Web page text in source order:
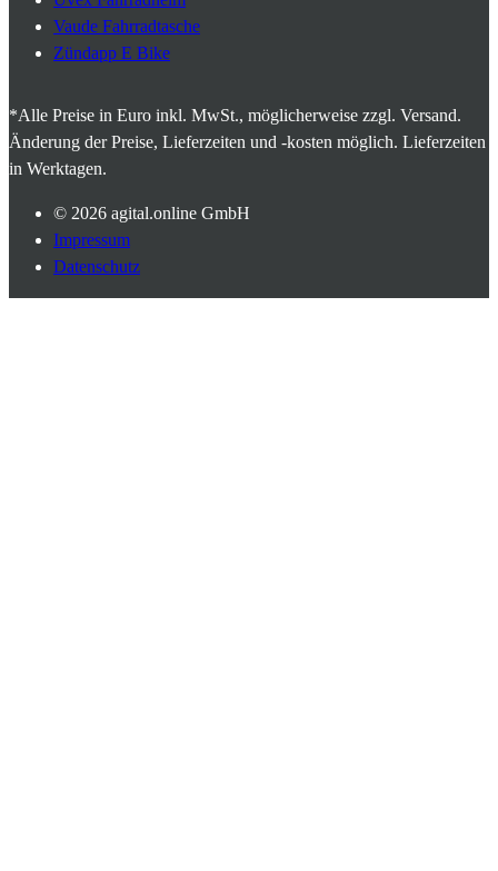
Vaude Fahrradtasche
Zündapp E Bike
*Alle Preise in Euro inkl. MwSt., möglicherweise zzgl. Versand.
Änderung der Preise, Lieferzeiten und -kosten möglich. Lieferzeiten
in Werktagen.
© 2026 agital.online GmbH
Impressum
Datenschutz